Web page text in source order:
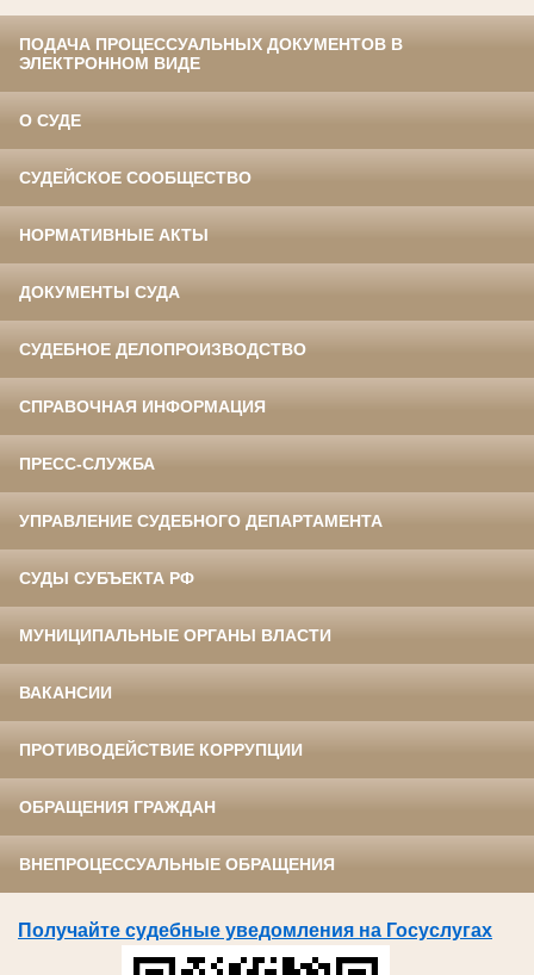
ПОДАЧА ПРОЦЕССУАЛЬНЫХ ДОКУМЕНТОВ В
ЭЛЕКТРОННОМ ВИДЕ
О СУДЕ
СУДЕЙСКОЕ СООБЩЕСТВО
НОРМАТИВНЫЕ АКТЫ
ДОКУМЕНТЫ СУДА
СУДЕБНОЕ ДЕЛОПРОИЗВОДСТВО
СПРАВОЧНАЯ ИНФОРМАЦИЯ
ПРЕСС-СЛУЖБА
УПРАВЛЕНИЕ СУДЕБНОГО ДЕПАРТАМЕНТА
СУДЫ СУБЪЕКТА РФ
МУНИЦИПАЛЬНЫЕ ОРГАНЫ ВЛАСТИ
ВАКАНСИИ
ПРОТИВОДЕЙСТВИЕ КОРРУПЦИИ
ОБРАЩЕНИЯ ГРАЖДАН
ВНЕПРОЦЕССУАЛЬНЫЕ ОБРАЩЕНИЯ
Получайте судебные уведомления на Госуслугах